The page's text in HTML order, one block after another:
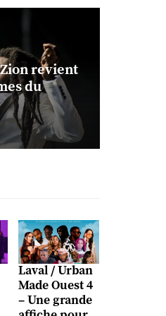
revient
du
Laval / Urban
Made Ouest 4
– Une grande